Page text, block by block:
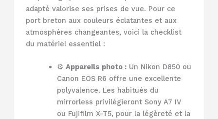
adapté valorise ses prises de vue. Pour ce
port breton aux couleurs éclatantes et aux
atmosphères changeantes, voici la checklist
du matériel essentiel :
⚙️ Appareils photo :Un Nikon D850 ou
Canon EOS R6 offre une excellente
polyvalence. Les habitués du
mirrorless privilégieront Sony A7 IV
ou Fujifilm X-T5, pour la légèreté et la